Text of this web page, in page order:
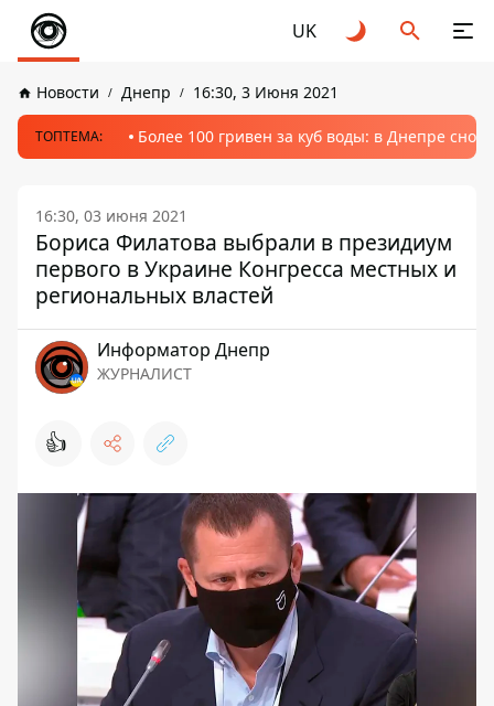
UK
Новости Днепр 16:30, 3 Июня 2021
ТОПТЕМА: Более 100 гривен за куб воды: в Днепре
16:30, 03 июня 2021
Бориса Филатова выбрали в президиум
первого в Украине Конгресса местных и
региональных властей
Информатор Днепр
ЖУРНАЛИСТ
👍